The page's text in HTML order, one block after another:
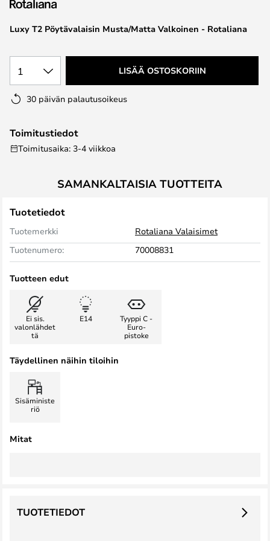
the
images
Luxy T2 Pöytävalaisin Musta/Matta Valkoinen - Rotaliana
1 LISÄÄ OSTOSKORIIN
30 päivän palautusoikeus
Toimitustiedot
Toimitusaika: 3-4 viikkoa
SAMANKALTAISIA TUOTTEITA
Tuotetiedot
Tuotemerkki
Rotaliana Valaisimet
Tuotenumero:
70008831
Tuotteen edut
Ei sis.
valonlähdet
tä
E14
Tyyppi C -
Euro-
pistoke
Täydellinen näihin tiloihin
Sisäministe
riö
Mitat
TUOTETIEDOT